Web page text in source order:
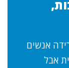
אנשים
אבל